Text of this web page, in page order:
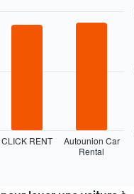
CLICK RENT
Autounion Car
Rental